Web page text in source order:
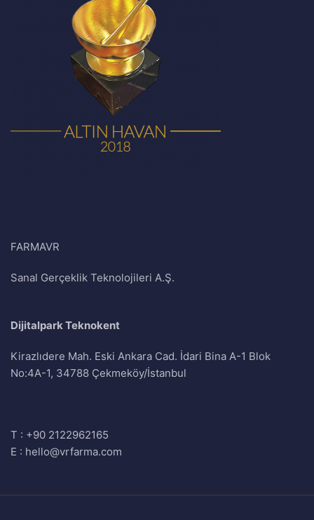
FARMAVR
Sanal Gerçeklik Teknolojileri A.Ş.
Dijitalpark Teknokent
Kirazlıdere Mah. Eski Ankara Cad. İdari Bina A-1 Blok
No:4A-1, 34788 Çekmeköy/İstanbul
T : +90 2122962165
E : hello@vrfarma.com